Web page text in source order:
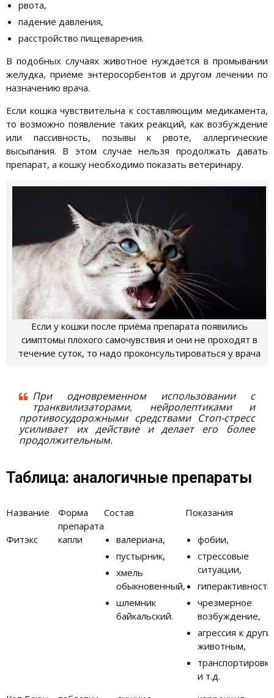
рвота,
падение давления,
расстройство пищеварения.
В подобных случаях животное нуждается в промывании
желудка, приёме энтеросорбентов и другом лечении по
назначению врача.
Если кошка чувствительна к составляющим медикамента,
то возможно появление таких реакций, как возбуждение
или пассивность, позывы к рвоте, аллергические
высыпания. В этом случае нельзя продолжать давать
препарат, а кошку необходимо показать ветеринару.
Если у кошки после приёма препарата появились
симптомы плохого самочувствия и они не проходят в
течение суток, то надо проконсультироваться у врача
При одновременном использовании с
транквилизаторами, нейролептиками и
противосудорожными средствами Стоп-стресс
усиливает их действие и делает его более
продолжительным.
Таблица: аналогичные препараты
Название
Форма
препарата
Состав Показания
Фитэкс капли
валериана,
пустырник,
хмель
обыкновенный,
шлемник
байкальский.
фобии,
стрессовые
ситуации,
чрезмерное
возбуждение,
агрессия к
животным,
транспортировка
и т.д.